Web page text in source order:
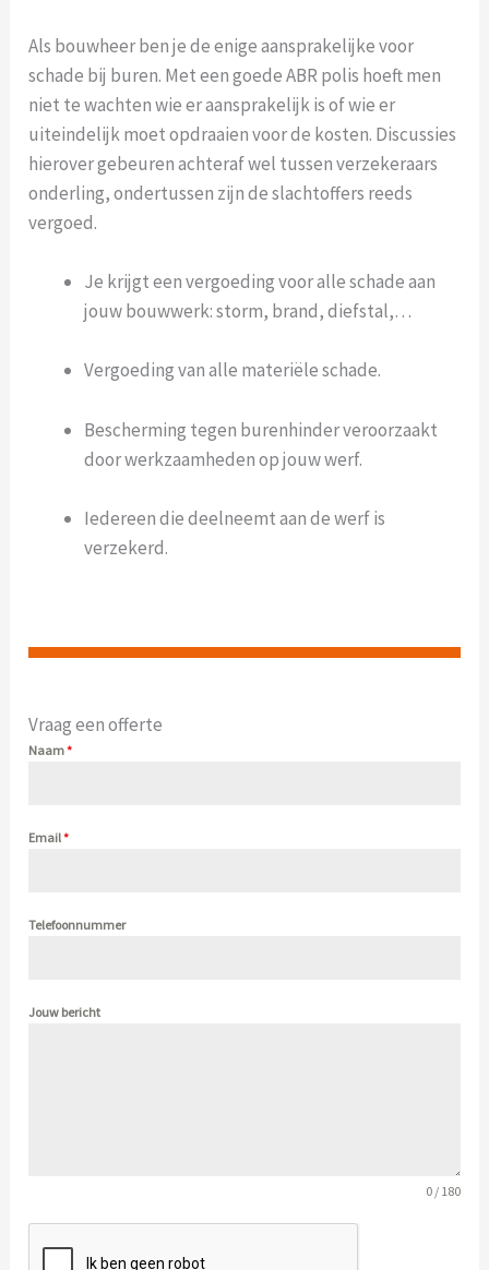
Als bouwheer ben je de enige aansprakelijke voor
schade bij buren. Met een goede ABR polis hoeft men
niet te wachten wie er aansprakelijk is of wie er
uiteindelijk moet opdraaien voor de kosten. Discussies
hierover gebeuren achteraf wel tussen verzekeraars
onderling, ondertussen zijn de slachtoffers reeds
vergoed.
Je krijgt een vergoeding voor alle schade aan
jouw bouwwerk: storm, brand, diefstal,…
Vergoeding van alle materiële schade.
Bescherming tegen burenhinder veroorzaakt
door werkzaamheden op jouw werf.
Iedereen die deelneemt aan de werf is
verzekerd.
Vraag een offerte
Naam*
Email*
Telefoonnummer
Jouw bericht
0 / 180